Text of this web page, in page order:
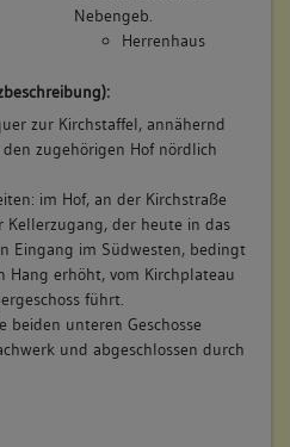
wird verkauft an Expeditionsrat
und Geistlicher Verwalter zu
samt einem Anbau, Scheuren
Hofraithin, und dreyen
einen hinter der Scheuren,
dem Kirchhoff, alles
ligend, einerseits an dem
Gaßen, andererseits der
Hosch, NN
Nebengeb.
Herrenhaus
zur Kirchstaffel, annähernd
zugehörigen Hof nördlich
im Hof, an der Kirchstraße
Kellerzugang, der heute in das
Eingang im Südwesten, bedingt
Hang erhöht, vom Kirchplateau
führt.
beiden unteren Geschosse
und abgeschlossen durch